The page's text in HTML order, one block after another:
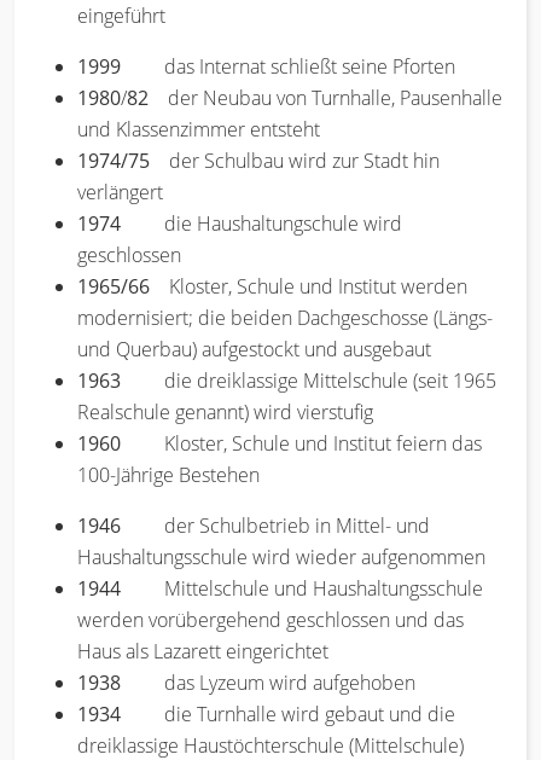
eingeführt
1999 das Internat schließt seine Pforten
1980/82 der Neubau von Turnhalle, Pausenhalle
und Klassenzimmer entsteht
1974/75 der Schulbau wird zur Stadt hin
verlängert
1974 die Haushaltungschule wird
geschlossen
1965/66 Kloster, Schule und Institut werden
modernisiert; die beiden Dachgeschosse (Längs-
und Querbau) aufgestockt und ausgebaut
1963 die dreiklassige Mittelschule (seit 1965
Realschule genannt) wird vierstufig
1960 Kloster, Schule und Institut feiern das
100-Jährige Bestehen
1946 der Schulbetrieb in Mittel- und
Haushaltungsschule wird wieder aufgenommen
1944 Mittelschule und Haushaltungsschule
werden vorübergehend geschlossen und das
Haus als Lazarett eingerichtet
1938 das Lyzeum wird aufgehoben
1934 die Turnhalle wird gebaut und die
dreiklassige Haustöchterschule (Mittelschule)